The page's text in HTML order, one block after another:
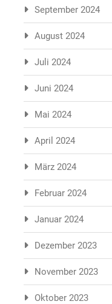
September 2024
August 2024
Juli 2024
Juni 2024
Mai 2024
April 2024
März 2024
Februar 2024
Januar 2024
Dezember 2023
November 2023
Oktober 2023